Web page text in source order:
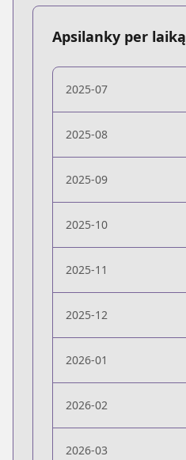
Apsilanky per laiką
2025-07
2025-08
2025-09
2025-10
2025-11
2025-12
2026-01
2026-02
2026-03